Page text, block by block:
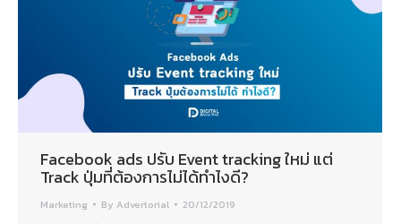
Facebook ads ปรับ Event tracking ใหม่ แต่
Track ปุ่มที่ต้องการไม่ได้ทำไงดี?
Marketing By Advertorial 20/12/2019